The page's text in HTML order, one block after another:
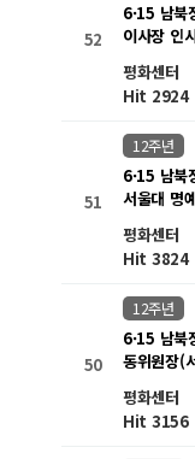
52
6·15 남북
이사장 인
평화센터
Hit
51
12주년
6·15 남북
서울대 명
평화센터
Hit
50
12주년
6·15 남북
동위원장(
평화센터
Hit